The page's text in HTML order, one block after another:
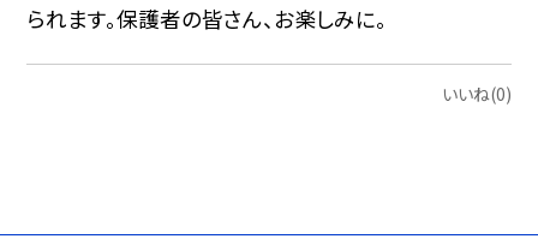
られます。保護者の皆さん、お楽しみに。
いいね(0)